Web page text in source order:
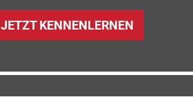
JETZT KENNENLERNEN